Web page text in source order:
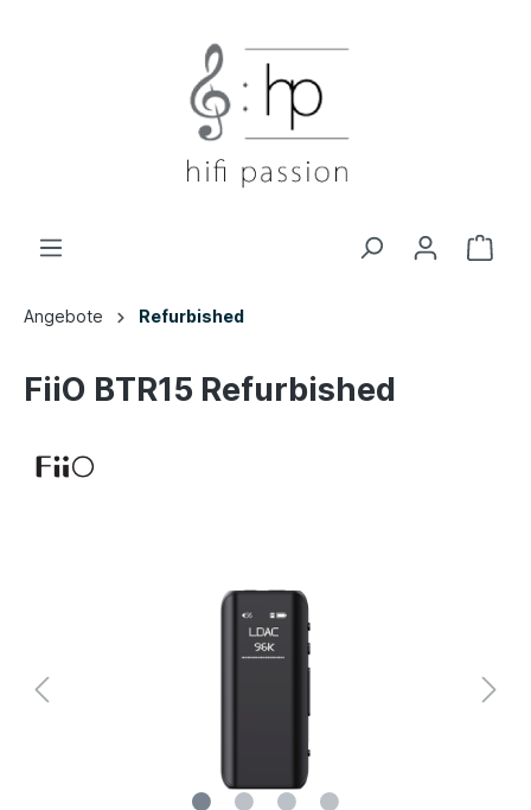
Angebote Refurbished
FiiO BTR15 Refurbished